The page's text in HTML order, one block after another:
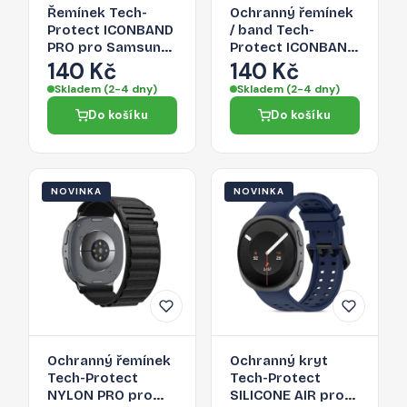
Řemínek Tech-
Protect ICONBAND
PRO pro Samsung
Galaxy Watch
ULTRA 1 / 2 2024-
2026 (47 MM) -
crimson red
140 Kč
Skladem (2-4 dny)
Do košíku
Ochranný řemínek
/ band Tech-
Protect ICONBAND
PRO pro Galaxy
Watch Ultra 1 / 2
2024-2026 (47
mm) - military
green
140 Kč
Skladem (2-4 dny)
Do košíku
NOVINKA
Ochranný řemínek
Tech-Protect
NYLON PRO pro
NOVINKA
Ochranný kryt
Tech-Protect
SILICONE AIR pro